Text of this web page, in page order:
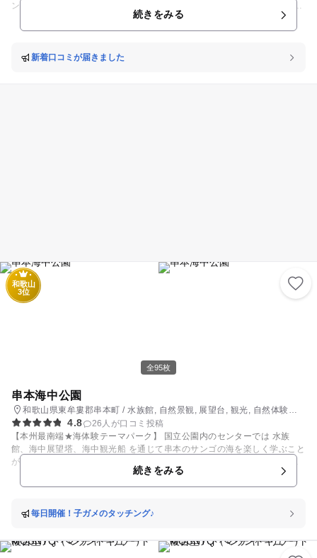
ン・カラオケ・ビリヤード・卓球・キッズパーク・クライミングなど、楽
しい遊びが盛りだくさん。上級者は、スラックラインでも遊べます。 30
名人が入れるパーティルームもあるので、ご家族やお友達とお祝いするの
いポイントです。ベビールームやコインロッカーもあり、便利です。
続きをみる
新着口コミが届きました
全95枚
和歌山
3位
串本海中公園
和歌山県東牟婁郡串本町 / 水族館, 自然景観, 展望台, 観光, 自然体験・
アクティビティ
4.8
26人が口コミ投稿
【本州最南端★海体験テーマパーク】 国立公園内のセンターでは 水族
館、海中展望塔、海中観光船 を通じて串本のサンゴの海を楽しく学ぶこと
ができます。 【串本のサンゴ海】 串本の海は黒潮の恵みを受けて年中あ
たたかく、 世界最北限にして本州最大規模のサンゴ群生が広がり、 温帯
と亜熱帯の生き物が入り混じって暮らす独特な環境。 美しく独特な海中景
ムサール保護条約に登録されている貴重な場所です。 【体験！楽しく学べ
「海中展望塔」や「海中観光船」で自然の海中を観察でき、 ほかにはない
続きをみる
毎日開催！子ガメのタッチング♪